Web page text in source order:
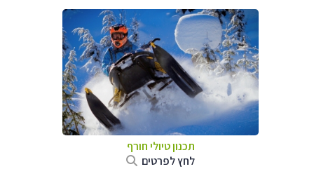
תכנון טיולי חורף
לחץ לפרטים